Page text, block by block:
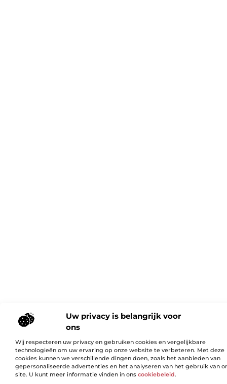
Uw privacy is belangrijk voor
ons
Wij respecteren uw privacy en gebruiken cookies en vergelijkbare
technologieën om uw ervaring op onze website te verbeteren. Met deze
cookies kunnen we verschillende dingen doen, zoals het aanbieden van
gepersonaliseerde advertenties en het analyseren van het gebruik van
site. U kunt meer informatie vinden in ons cookiebeleid.